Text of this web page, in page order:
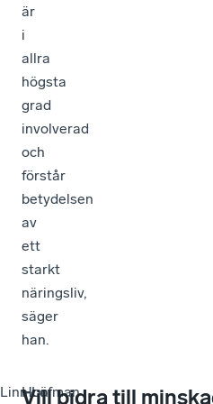
är
i
allra
högsta
grad
involverad
och
förstår
betydelsen
av
ett
starkt
näringsliv,
säger
han.
Linn Löfman
–
Hon
–
Vill bidra till